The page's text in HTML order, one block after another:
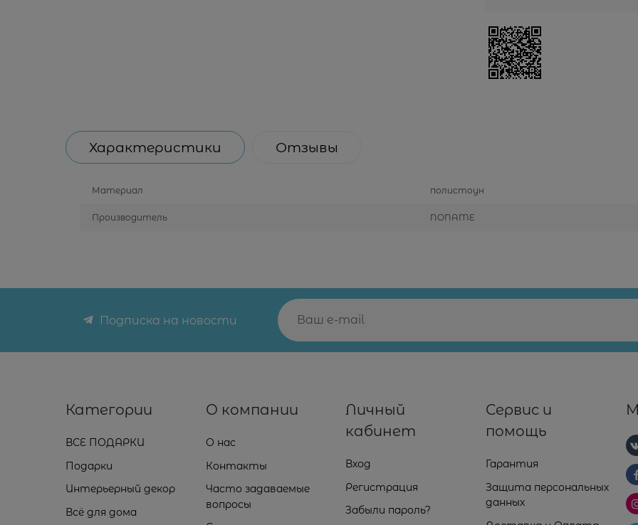
Характеристики Отзывы
Материал полистоун
Производитель NONAME
Подписка на новости
Категории
ВСЕ ПОДАРКИ
Подарки
Интерьерный декор
Всё для дома
О компании
О нас
Контакты
Часто задаваемые
вопросы
Личный
кабинет
Вход
Регистрация
Забыли пароль?
Сервис и
помощь
Гарантия
Защита персональных
данных